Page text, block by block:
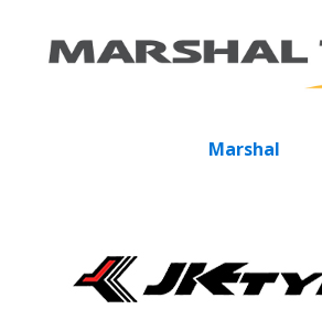
Marshal